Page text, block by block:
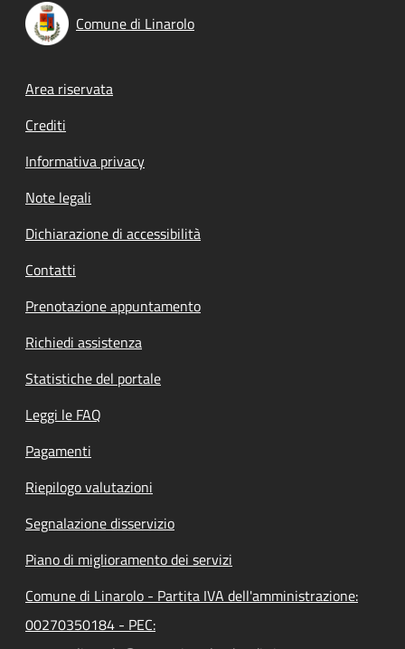
Comune di Linarolo
Footer menu
Area riservata
Crediti
Informativa privacy
Note legali
Dichiarazione di accessibilità
Contatti
Prenotazione appuntamento
Richiedi assistenza
Statistiche del portale
Leggi le FAQ
Pagamenti
Riepilogo valutazioni
Segnalazione disservizio
Piano di miglioramento dei servizi
Comune di Linarolo - Partita IVA dell'amministrazione:
00270350184 - PEC: